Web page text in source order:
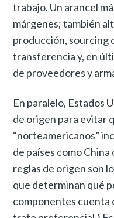
trabajo. Un arancel
márgenes; también
producción, sourcing
transferencia y, en
de proveedores y
En paralelo, Estados
de origen para evitar
“norteamericanos”
de países como
reglas de origen son
que determinan qué
componentes cuenta